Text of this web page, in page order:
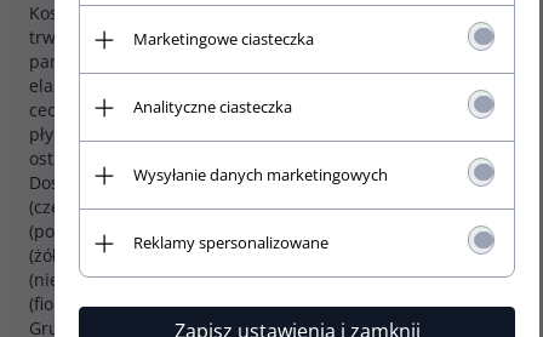
Kostki Tortex są bardzo
trwałe, mają świetną
pamięć i odpowiednią
elastyczność. Dzięki tym
cechom zapewniaja
płynny atak przy jasnym
ostrym brzmieniu.
Dostępne grubości: .50
(czerwone), .60
(pomarańczowe), .73
(żółte), .88 (zielone), 1.0
(niebieskie), 1.14
(fioletowe)
Grubość: 0,50mm
Marketingowe ciasteczka
Analityczne ciasteczka
Wysyłanie danych marketingowych
Reklamy spersonalizowane
Zapisz ustawienia i zamknij